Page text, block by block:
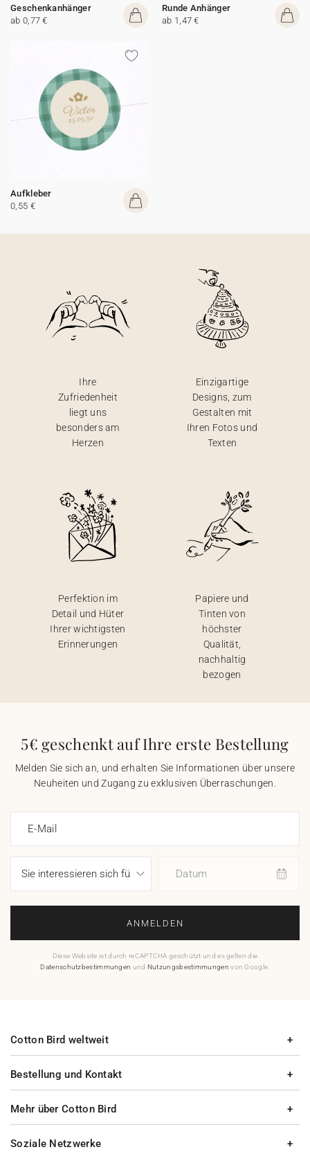
Geschenkanhänger
ab 0,77 €
Runde Anhänger
ab 1,47 €
Aufkleber
0,55 €
Ihre
Zufriedenheit
liegt uns
besonders am
Herzen
Einzigartige
Designs, zum
Gestalten mit
Ihren Fotos und
Texten
Perfektion im
Detail und Hüter
Ihrer wichtigsten
Erinnerungen
Papiere und
Tinten von
höchster
Qualität,
nachhaltig
bezogen
5€ geschenkt auf Ihre erste Bestellung
Melden Sie sich an, und erhalten Sie Informationen über unsere
Neuheiten und Zugang zu exklusiven Überraschungen.
E-Mail
Datum
ANMELDEN
Diese Website ist durch reCAPTCHA geschützt und es gelten die
Datenschutzbestimmungen und Nutzungsbestimmungen von Google.
Bestellung und Kontakt
Mehr über Cotton Bird
Cotton Bird weltweit
Soziale Netzwerke